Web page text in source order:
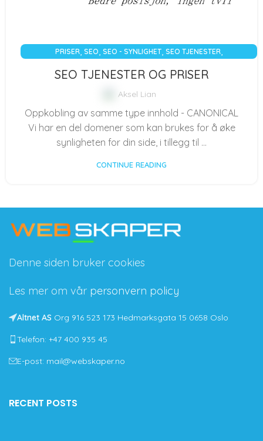
PRISER, SEO, SEO - SYNLIGHET, SEO TJENESTER,
SEO TJENESTER OG PRISER
Aksel Lian
Oppkobling av samme type innhold - CANONICAL
Vi har en del domener som kan brukes for å øke
synligheten for din side, i tillegg til ...
CONTINUE READING
Denne siden bruker cookies
Les mer om vår personvern policy
Altnet AS Org 916 523 173 Hedmarksgata 15 0658 Oslo
Telefon: +47 400 935 45
E-post: mail@webskaper.no
RECENT POSTS